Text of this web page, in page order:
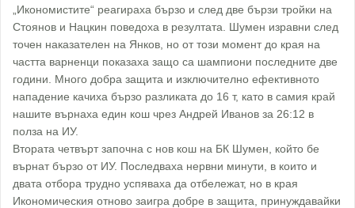
„Икономистите“ реагираха бързо и след две бързи тройки на
Стоянов и Нацкин поведоха в резултата. Шумен изравни след
точен наказателен на Янков, но от този момент до края на
частта варненци показаха защо са шампиони последните две
години. Много добра защита и изключително ефективното
нападение качиха бързо разликата до 16 т, като в самия край
нашите върнаха един кош чрез Андрей Иванов за 26:12 в
полза на ИУ.
Втората четвърт започна с нов кош на БК Шумен, който бе
върнат бързо от ИУ. Последваха нервни минути, в които и
двата отбора трудно успяваха да отбележат, но в края
Икономическия отново заигра добре в защита, принуждавайки